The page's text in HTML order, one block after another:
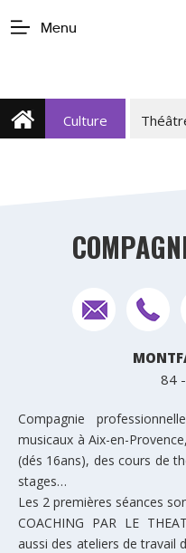
Menu
Culture
84
Compagnie
musicaux à Aix-en-
(dés 16ans), des cours de
stages…
Les 2 premières séances
COACHING PAR LE
aussi des ateliers de travail